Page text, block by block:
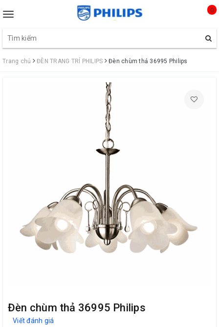
Toggle
0
Trang chủ ĐÈN TRANG TRÍ PHILIPS Đèn chùm thả 36995 Philips
Đèn chùm thả 36995 Philips
Viết đánh giá